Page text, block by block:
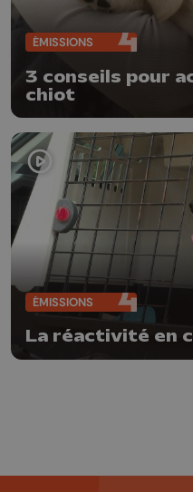
ÉMISSIONS
3 conseils pour
chiot
ÉMISSIONS
La réactivité en